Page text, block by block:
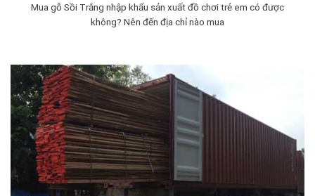
Mua gỗ Sồi Trắng nhập khẩu sản xuất đồ chơi trẻ em có được
không? Nên đến địa chỉ nào mua